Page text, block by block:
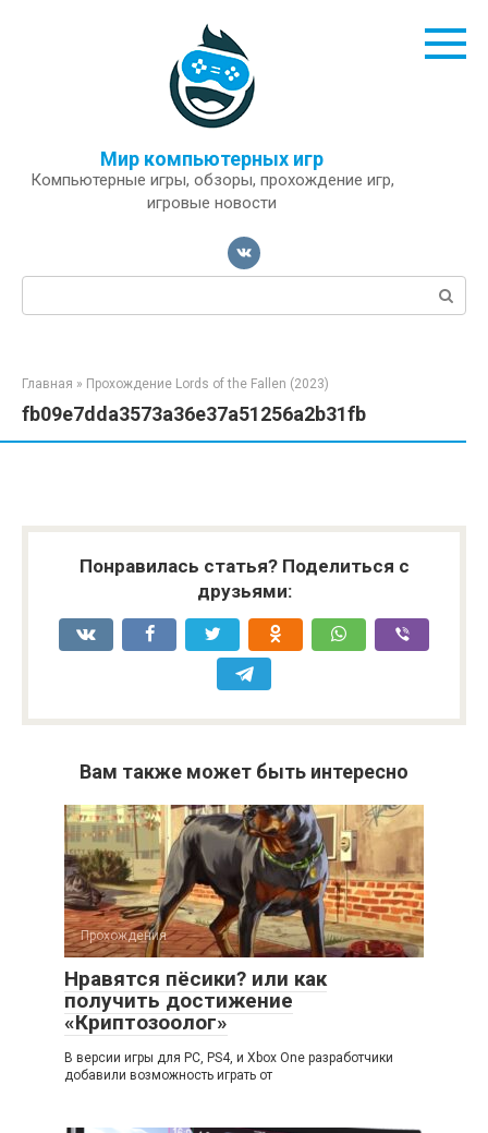
Мир компьютерных игр
Компьютерные игры, обзоры, прохождение игр,
игровые новости
Поиск:
Главная » Прохождение Lords of the Fallen (2023)
fb09e7dda3573a36e37a51256a2b31fb
Понравилась статья? Поделиться с
друзьями:
Вам также может быть интересно
Прохождения
Нравятся пёсики? или как
получить достижение
«Криптозоолог»
В версии игры для PC, PS4, и Xbox One разработчики
добавили возможность играть от